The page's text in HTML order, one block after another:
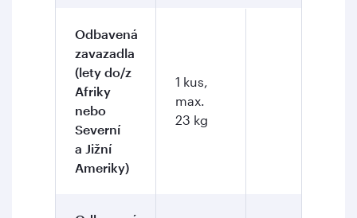
Odbavená
zavazadla
(lety do/z
Afriky
nebo
Severní
a Jižní
Ameriky)
1 kus,
max.
23 kg